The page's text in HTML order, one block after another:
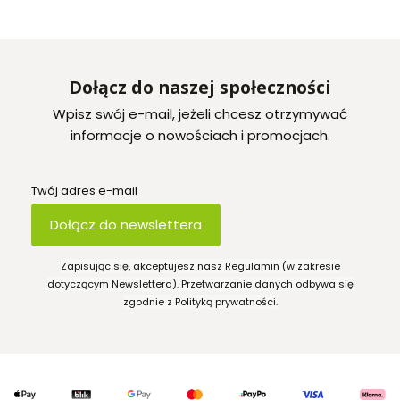
Dołącz do naszej społeczności
Wpisz swój e-mail, jeżeli chcesz otrzymywać
informacje o nowościach i promocjach.
Twój adres e-mail
Dołącz do newslettera
Zapisując się, akceptujesz nasz Regulamin (w zakresie
dotyczącym Newslettera). Przetwarzanie danych odbywa się
zgodnie z Polityką prywatności.